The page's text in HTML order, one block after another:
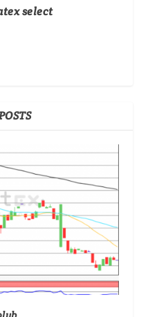
select